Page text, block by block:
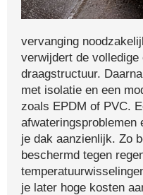
vervanging
verwijdert de volledige
draagstructuur.
met isolatie en een
zoals EPDM of PVC.
afwateringsproblemen
je dak aanzienlijk. Zo
beschermd tegen
je later hoge kosten